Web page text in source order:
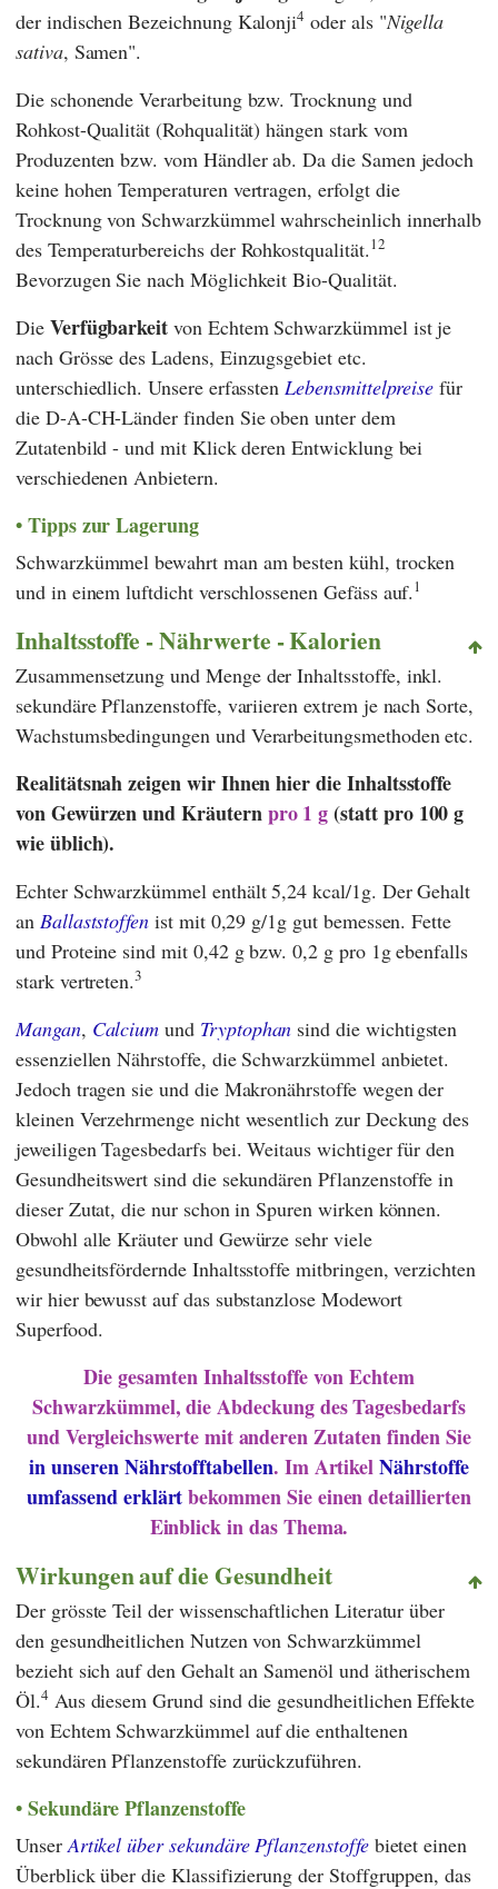
der indischen Bezeichnung Kalonji4 oder als "Nigella
sativa, Samen".
Die schonende Verarbeitung bzw. Trocknung und
Rohkost-Qualität (Rohqualität) hängen stark vom
Produzenten bzw. vom Händler ab. Da die Samen jedoch
keine hohen Temperaturen vertragen, erfolgt die
Trocknung von Schwarzkümmel wahrscheinlich innerhalb
des Temperaturbereichs der Rohkostqualität.12
Bevorzugen Sie nach Möglichkeit Bio-Qualität.
Die Verfügbarkeit von Echtem Schwarzkümmel ist je
nach Grösse des Ladens, Einzugsgebiet etc.
unterschiedlich. Unsere erfasstenLebensmittelpreise für
die D-A-CH-Länder finden Sie oben unter dem
Zutatenbild - und mit Klick deren Entwicklung bei
verschiedenen Anbietern.
Tipps zur Lagerung
Schwarzkümmel bewahrt man am besten kühl, trocken
und in einem luftdicht verschlossenen Gefäss auf.1
Inhaltsstoffe - Nährwerte - Kalorien
Zusammensetzung und Menge der Inhaltsstoffe, inkl.
sekundäre Pflanzenstoffe, variieren extrem je nach Sorte,
Wachstumsbedingungen und Verarbeitungsmethoden etc.
Realitätsnah zeigen wir Ihnen hier die Inhaltsstoffe
von Gewürzen und Kräuternpro 1 g(statt pro 100 g
wie üblich).
Echter Schwarzkümmel enthält 5,24 kcal/1g. Der Gehalt
an Ballaststoffen ist mit 0,29 g/1g gut bemessen. Fette
und Proteine sind mit 0,42 g bzw. 0,2 g pro 1g ebenfalls
stark vertreten.3
Mangan, Calcium und Tryptophan sind die wichtigsten
essenziellen Nährstoffe, die Schwarzkümmel anbietet.
Jedoch tragen sie und die Makronährstoffe wegen der
kleinen Verzehrmenge nicht wesentlich zur Deckung des
jeweiligen Tagesbedarfs bei. Weitaus wichtiger für den
Gesundheitswert sind die sekundären Pflanzenstoffe in
dieser Zutat, die nur schon in Spuren wirken können.
Obwohl alle Kräuter und Gewürze sehr viele
gesundheitsfördernde Inhaltsstoffe mitbringen, verzichten
wir hier bewusst auf das substanzlose Modewort
Superfood.
Die gesamten Inhaltsstoffe von Echtem
Schwarzkümmel, die Abdeckung des Tagesbedarfs
und Vergleichswerte mit anderen Zutaten finden Sie
in unseren Nährstofftabellen. Im ArtikelNährstoffe
umfassend erklärtbekommen Sie einen detaillierten
Einblick in das Thema.
Wirkungen auf die Gesundheit
Der grösste Teil der wissenschaftlichen Literatur über
den gesundheitlichen Nutzen von Schwarzkümmel
bezieht sich auf den Gehalt an Samenöl und ätherischem
Öl.4 Aus diesem Grund sind die gesundheitlichen Effekte
von Echtem Schwarzkümmel auf die enthaltenen
sekundären Pflanzenstoffe zurückzuführen.
Sekundäre Pflanzenstoffe
Unser Artikel über sekundäre Pflanzenstoffebietet einen
Überblick über die Klassifizierung der Stoffgruppen, das